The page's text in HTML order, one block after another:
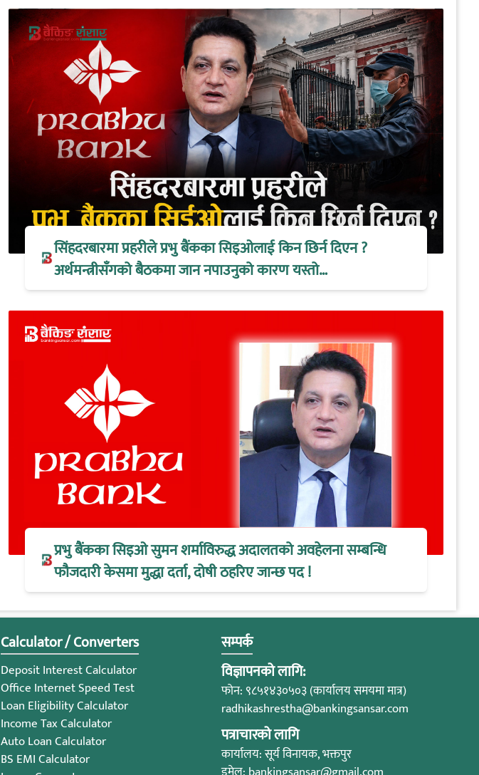
सिंहदरबारमा प्रहरीले प्रभु बैंकका सिइओलाई किन छिर्न दिएन ?
अर्थमन्त्रीसँगको बैठकमा जान नपाउनुको कारण यस्तो…
प्रभु बैंकका सिइओ सुमन शर्माविरुद्ध अदालतको अवहेलना सम्बन्धि
फौजदारी केसमा मुद्धा दर्ता, दोषी ठहरिए जान्छ पद !
Calculator / Converters
Deposit Interest Calculator
Office Internet Speed Test
Loan Eligibility Calculator
Income Tax Calculator
Auto Loan Calculator
BS EMI Calculator
सम्पर्क
विज्ञापनको लागि:
फोन: ९८५१४३०५०३ (कार्यालय समयमा मात्र)
radhikashrestha@bankingsansar.com
पत्राचारको लागि
कार्यालय: सूर्य विनायक, भक्तपुर